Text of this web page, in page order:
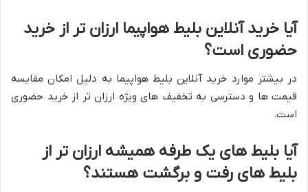
آیا خرید آنلاین بلیط هواپیما ارزان تر از خرید
حضوری است؟
در بیشتر موارد خرید آنلاین بلیط هواپیما به دلیل امکان مقایسه
قیمت ها و دسترسی به تخفیف های ویژه ارزان تر از خرید حضوری
است.
آیا بلیط های یک طرفه همیشه ارزان تر از
بلیط های رفت و برگشت هستند؟